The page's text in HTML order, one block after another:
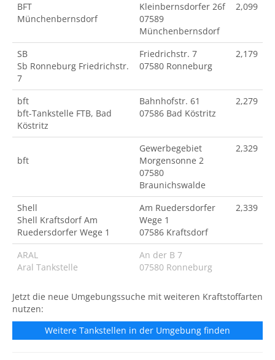
BFT
Münchenbernsdorf
Kleinbernsdorfer 26f
07589
Münchenbernsdorf
2,099
SB
Sb Ronneburg Friedrichstr.
7
Friedrichstr. 7
07580 Ronneburg
2,179
bft
bft-Tankstelle FTB, Bad
Köstritz
Bahnhofstr. 61
07586 Bad Köstritz
2,279
bft
Gewerbegebiet
Morgensonne 2
07580
Braunichswalde
2,329
Shell
Shell Kraftsdorf Am
Ruedersdorfer Wege 1
Am Ruedersdorfer
Wege 1
07586 Kraftsdorf
2,339
ARAL
Aral Tankstelle
An der B 7
07580 Ronneburg
Jetzt die neue Umgebungssuche mit weiteren Kraftstoffarten
nutzen:
Weitere Tankstellen in der Umgebung finden